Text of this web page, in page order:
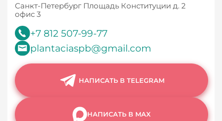
Санкт-Петербург Площадь Конституции д. 2
офис 3
+7 812 507-99-77
plantaciaspb@gmail.com
НАПИСАТЬ В TELEGRAM
НАПИСАТЬ В MAX